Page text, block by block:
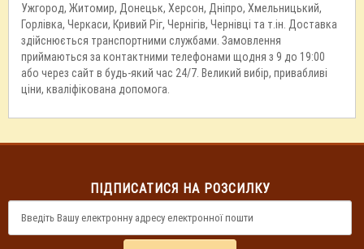
Ужгород, Житомир, Донецьк, Херсон, Дніпро, Хмельницький,
Горлівка, Черкаси, Кривий Ріг, Чернігів, Чернівці та т.ін. Доставка
здійснюється транспортними службами. Замовлення
приймаються за контактними телефонами щодня з 9 до 19:00
або через сайт в будь-який час 24/7. Великий вибір, привабливі
ціни, кваліфікована допомога.
ПІДПИСАТИСЯ НА РОЗСИЛКУ